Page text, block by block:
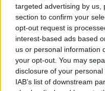
targeted advertising by us,
section to confirm your
opt-out request is
interest-based ads based
us or personal information
your opt-out. You may
disclosure of your
IAB’s list of downstream